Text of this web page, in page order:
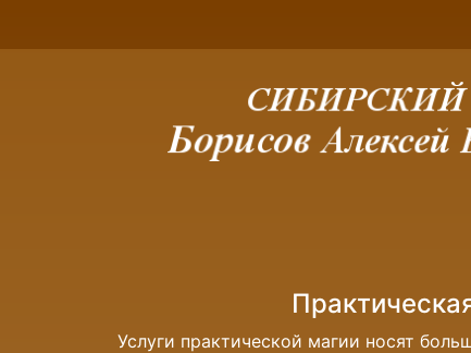
Услуги практической магии носят